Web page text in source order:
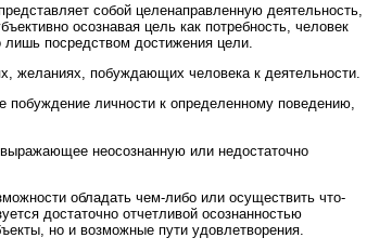
собой целенаправленную деятельность,
осознавая цель как потребность, человек
посредством достижения цели.
желаниях, побуждающих человека к деятельности.
побуждение личности к определенному поведению,
неосознанную или недостаточно
обладать чем-либо или осуществить что-
достаточно отчетливой осознанностью
но и возможные пути удовлетворения.